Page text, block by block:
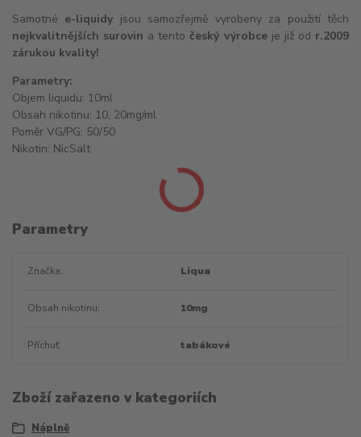
Samotné e-liquidy jsou samozřejmě vyrobeny za použití těch
nejkvalitnějších surovin a tentočeský výrobceje již od r.2009
zárukou kvality!
Parametry:
Objem liquidu: 10ml
Obsah nikotinu: 10, 20mg/ml
Poměr VG/PG: 50/50
Nikotin: NicSalt
Parametry
Značka Liqua
Obsah nikotinu 10mg
Příchuť tabákové
Zboží zařazeno v kategoriích
Náplně